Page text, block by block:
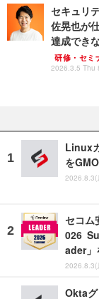
セキュリ
佐晃也が
達成でき
研修・セミ
2026.3.5 Thu
Linux
を
2026.8.3(
セコム
026
ader」
2026.8.3(
Okta